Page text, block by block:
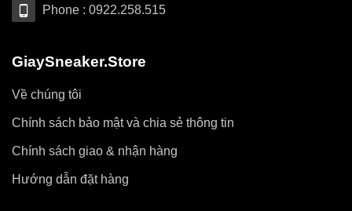
Phone : 0922.258.515
GiaySneaker.Store
Về chúng tôi
Chính sách bảo mật và chia sẻ thông tin
Chính sách giao & nhận hàng
Hướng dẫn đặt hàng